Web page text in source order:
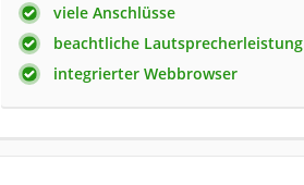
viele Anschlüsse
beachtliche Lautsprecherleistung
integrierter Webbrowser